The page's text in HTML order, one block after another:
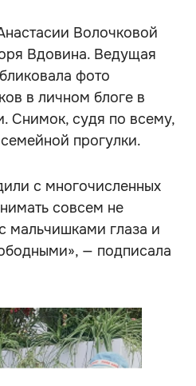
Волочковой
Вдовина. Ведущая
фото
в личном блоге в
Снимок, судя по всему,
прогулки.
с многочисленных
совсем не
мальчишками глаза и
— подписала